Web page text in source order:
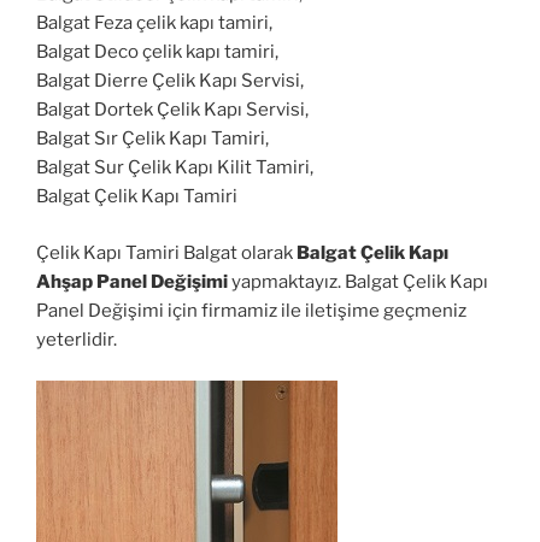
Balgat Feza çelik kapı tamiri,
Balgat Deco çelik kapı tamiri,
Balgat Dierre Çelik Kapı Servisi,
Balgat Dortek Çelik Kapı Servisi,
Balgat Sır Çelik Kapı Tamiri,
Balgat Sur Çelik Kapı Kilit Tamiri,
Balgat Çelik Kapı Tamiri
Çelik Kapı Tamiri Balgat olarak Balgat Çelik Kapı
Ahşap Panel Değişimiyapmaktayız. Balgat Çelik Kapı
Panel Değişimi için firmamiz ile iletişime geçmeniz
yeterlidir.